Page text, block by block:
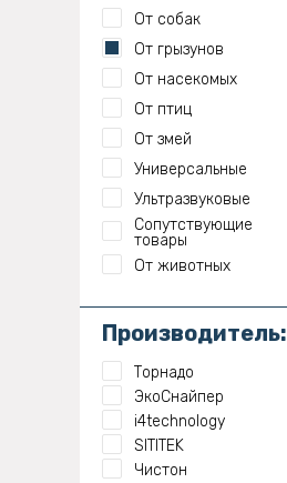
От собак
От грызунов
От насекомых
От птиц
От змей
Универсальные
Ультразвуковые
Сопутствующие
товары
От животных
Производитель:
Торнадо
ЭкоСнайпер
i4technology
SITITEK
Чистон